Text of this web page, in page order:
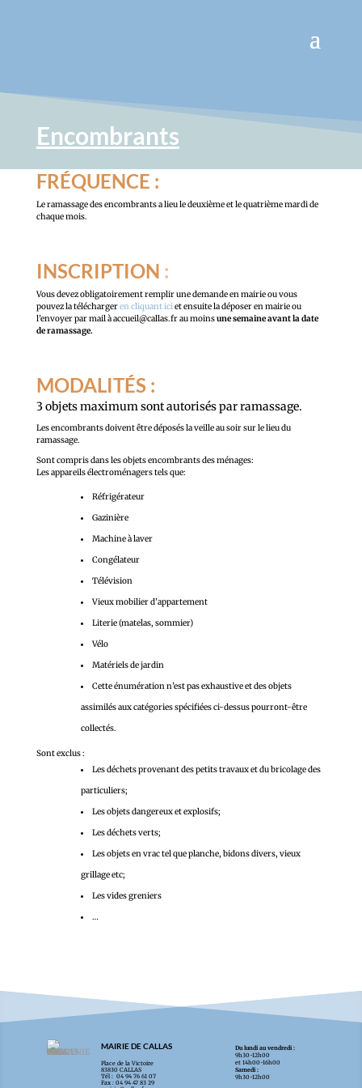
Encombrants
FRÉQUENCE :
Le ramassage des encombrants a lieu le deuxième et le quatrième mardi de
chaque mois.
INSCRIPTION :
Vous devez obligatoirement remplir une demande en mairie ou vous
pouvez la téléchargeren cliquant iciet ensuite la déposer en mairie ou
l’envoyer par mail à accueil@callas.fr au moinsune semaine avant la date
de ramassage.
MODALITÉS :
3 objets maximum sont autorisés par ramassage.
Les encombrants doivent être déposés la veille au soir sur le lieu du
ramassage.
Sont compris dans les objets encombrants des ménages:
Les appareils électroménagers tels que:
Réfrigérateur
Gazinière
Machine à laver
Congélateur
Télévision
Vieux mobilier d’appartement
Literie (matelas, sommier)
Vélo
Matériels de jardin
Cette énumération n’est pas exhaustive et des objets
assimilés aux catégories spécifiées ci-dessus pourront-être
collectés.
Sont exclus :
Les déchets provenant des petits travaux et du bricolage des
particuliers;
Les objets dangereux et explosifs;
Les déchets verts;
Les objets en vrac tel que planche, bidons divers, vieux
grillage etc;
Les vides greniers
…
MAIRIE DE CALLAS
Place de la Victoire
83830 CALLAS
Tél : 04 94 76 61 07
Fax : 04 94 47 83 29
Du lundi au vendredi :
9h30-12h00
et 14h00-16h00
Samedi :
9h30-12h00